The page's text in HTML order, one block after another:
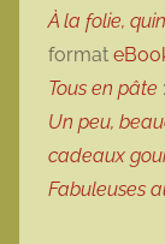
À la folie,
format
Tous en pâte
Un peu,
cadeaux
Fabuleuses